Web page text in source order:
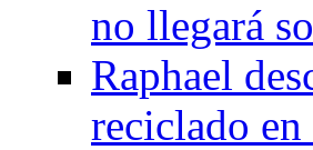
no llegará
Raphael
reciclado